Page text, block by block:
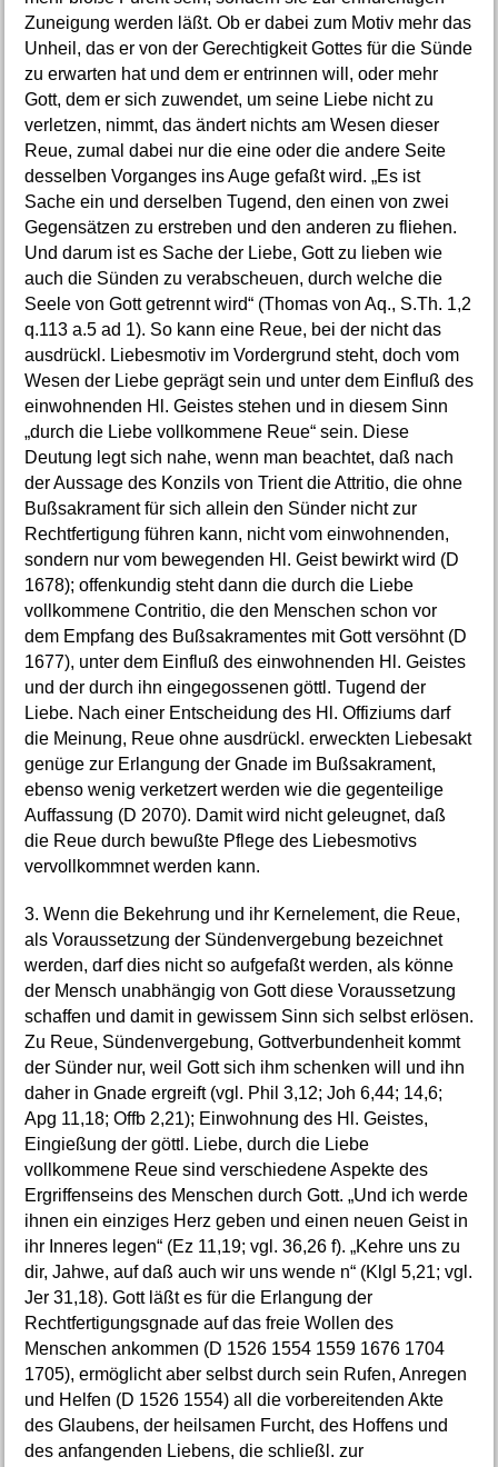
Zuneigung werden läßt. Ob er dabei zum Motiv mehr das
Unheil, das er von der Gerechtigkeit Gottes für die Sünde
zu erwarten hat und dem er entrinnen will, oder mehr
Gott, dem er sich zuwendet, um seine Liebe nicht zu
verletzen, nimmt, das ändert nichts am Wesen dieser
Reue, zumal dabei nur die eine oder die andere Seite
desselben Vorganges ins Auge gefaßt wird. „Es ist
Sache ein und derselben Tugend, den einen von zwei
Gegensätzen zu erstreben und den anderen zu fliehen.
Und darum ist es Sache der Liebe, Gott zu lieben wie
auch die Sünden zu verabscheuen, durch welche die
Seele von Gott getrennt wird“ (Thomas von Aq., S.Th. 1,2
q.113 a.5 ad 1). So kann eine Reue, bei der nicht das
ausdrückl. Liebesmotiv im Vordergrund steht, doch vom
Wesen der Liebe geprägt sein und unter dem Einfluß des
einwohnenden Hl. Geistes stehen und in diesem Sinn
„durch die Liebe vollkommene Reue“ sein. Diese
Deutung legt sich nahe, wenn man beachtet, daß nach
der Aussage des Konzils von Trient die Attritio, die ohne
Bußsakrament für sich allein den Sünder nicht zur
Rechtfertigung führen kann, nicht vom einwohnenden,
sondern nur vom bewegenden Hl. Geist bewirkt wird (D
1678); offenkundig steht dann die durch die Liebe
vollkommene Contritio, die den Menschen schon vor
dem Empfang des Bußsakramentes mit Gott versöhnt (D
1677), unter dem Einfluß des einwohnenden Hl. Geistes
und der durch ihn eingegossenen göttl. Tugend der
Liebe. Nach einer Entscheidung des Hl. Offiziums darf
die Meinung, Reue ohne ausdrückl. erweckten Liebesakt
genüge zur Erlangung der Gnade im Bußsakrament,
ebenso wenig verketzert werden wie die gegenteilige
Auffassung (D 2070). Damit wird nicht geleugnet, daß
die Reue durch bewußte Pflege des Liebesmotivs
vervollkommnet werden kann.
3. Wenn die Bekehrung und ihr Kernelement, die Reue,
als Voraussetzung der Sündenvergebung bezeichnet
werden, darf dies nicht so aufgefaßt werden, als könne
der Mensch unabhängig von Gott diese Voraussetzung
schaffen und damit in gewissem Sinn sich selbst erlösen.
Zu Reue, Sündenvergebung, Gottverbundenheit kommt
der Sünder nur, weil Gott sich ihm schenken will und ihn
daher in Gnade ergreift (vgl. Phil 3,12; Joh 6,44; 14,6;
Apg 11,18; Offb 2,21); Einwohnung des Hl. Geistes,
Eingießung der göttl. Liebe, durch die Liebe
vollkommene Reue sind verschiedene Aspekte des
Ergriffenseins des Menschen durch Gott. „Und ich werde
ihnen ein einziges Herz geben und einen neuen Geist in
ihr Inneres legen“ (Ez 11,19; vgl. 36,26 f). „Kehre uns zu
dir, Jahwe, auf daß auch wir uns wende n“ (Klgl 5,21; vgl.
Jer 31,18). Gott läßt es für die Erlangung der
Rechtfertigungsgnade auf das freie Wollen des
Menschen ankommen (D 1526 1554 1559 1676 1704
1705), ermöglicht aber selbst durch sein Rufen, Anregen
und Helfen (D 1526 1554) all die vorbereitenden Akte
des Glaubens, der heilsamen Furcht, des Hoffens und
des anfangenden Liebens, die schließl. zur